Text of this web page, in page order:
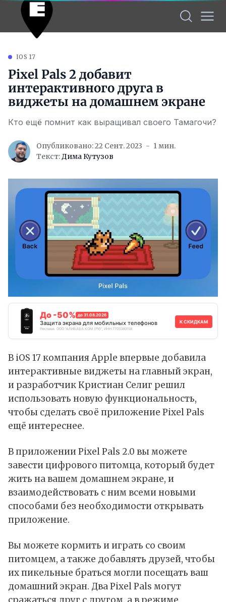
IOS 17
Pixel Pals 2 добавит
интерактивного друга в
виджеты на домашнем экране
Кто ещё помнит как выращивал своего Тамагочи?
Опубликовано: 22 Сент. 2023
1 мин.
Текст:Дима Кутузов
До -50% до 31.08.2026
Защита экрана для мобильных телефонов
Реклама. ООО "АЛИБАБА.КОМ (РУ)", ИНН 7703380158
К СКИДКАМ
В iOS 17 компания Apple впервые добавила
интерактивные виджеты на главный экран,
и разработчик Кристиан Селиг решил
использовать новую функциональность,
чтобы сделать своё приложение Pixel Pals
ещё интереснее.
В приложении Pixel Pals 2.0 вы можете
завести цифрового питомца, который будет
жить на вашем домашнем экране, и
взаимодействовать с ним всеми новыми
способами без необходимости открывать
приложение.
Вы можете кормить и играть со своим
питомцем, а также добавлять друзей, чтобы
их пикельные браться могли посещать ваш
домашний экран. Два Pixel Pals могут